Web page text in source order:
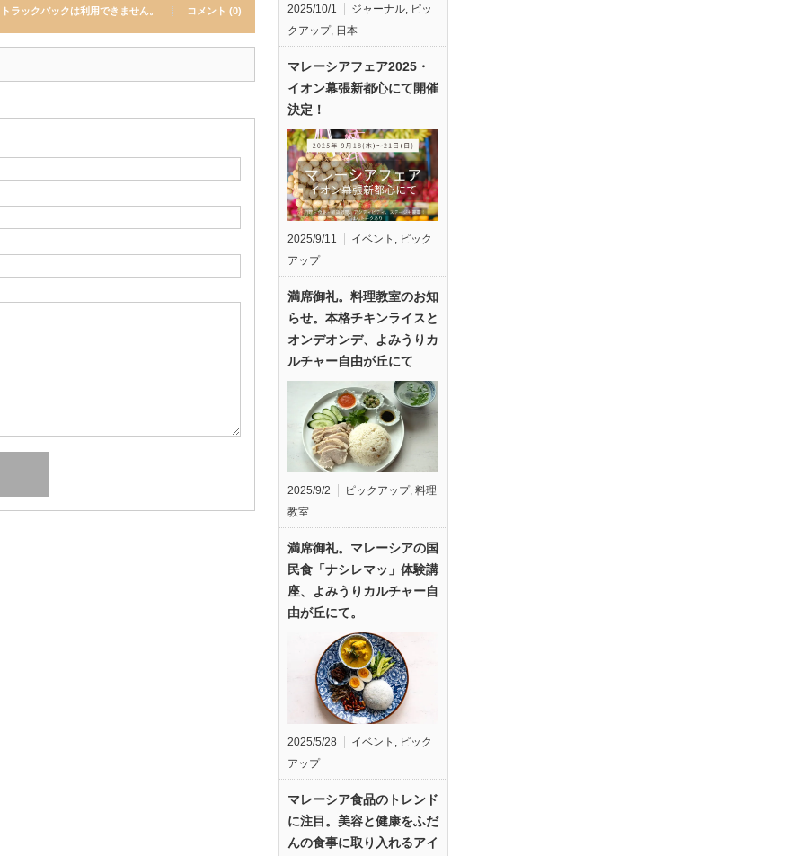
トラックバックは利用できません。 コメント (0) 2025/10/1 ジャーナル, ピッ
クアップ, 日本
マレーシアフェア2025・
イオン幕張新都心にて開催
決定！
2025/9/11 イベント , ピック
アップ
満席御礼。料理教室のお知
らせ。本格チキンライスと
オンデオンデ、よみうりカ
ルチャー自由が丘にて
2025/9/2 ピックアップ, 料理
教室
満席御礼。マレーシアの国
民食「ナシレマッ」体験講
座、よみうりカルチャー自
由が丘にて。
2025/5/28 イベント , ピック
アップ
マレーシア食品のトレンド
に注目。美容と健康をふだ
んの食事に取り入れるアイ